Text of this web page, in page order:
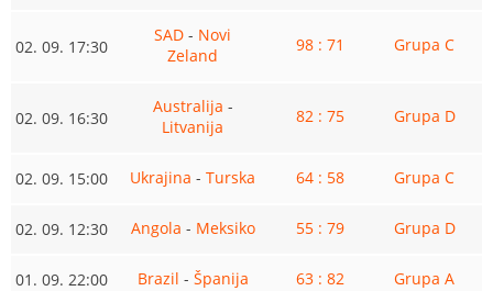
02. 09. 17:30
SAD - Novi
Zeland
98 : 71 Grupa C
02. 09. 16:30
Australija -
Litvanija
82 : 75 Grupa D
02. 09. 15:00 Ukrajina - Turska 64 : 58 Grupa C
02. 09. 12:30 Angola - Meksiko 55 : 79 Grupa D
01. 09. 22:00 Brazil - Španija 63 : 82 Grupa A